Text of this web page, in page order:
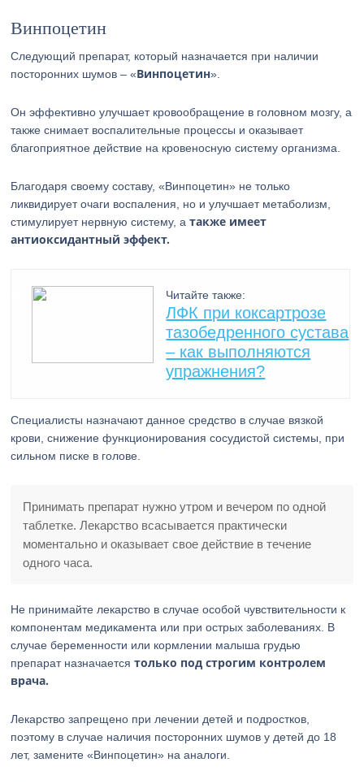
Винпоцетин
Следующий препарат, который назначается при наличии
посторонних шумов – «Винпоцетин».
Он эффективно улучшает кровообращение в головном мозгу, а
также снимает воспалительные процессы и оказывает
благоприятное действие на кровеносную систему организма.
Благодаря своему составу, «Винпоцетин» не только
ликвидирует очаги воспаления, но и улучшает метаболизм,
стимулирует нервную систему, атакже имеет
антиоксидантный эффект.
Читайте также:
ЛФК при коксартрозе
тазобедренного сустава
– как выполняются
упражнения?
Специалисты назначают данное средство в случае вязкой
крови, снижение функционирования сосудистой системы, при
сильном писке в голове.
Принимать препарат нужно утром и вечером по одной
таблетке. Лекарство всасывается практически
моментально и оказывает свое действие в течение
одного часа.
Не принимайте лекарство в случае особой чувствительности к
компонентам медикамента или при острых заболеваниях. В
случае беременности или кормлении малыша грудью
препарат назначаетсятолько под строгим контролем
врача.
Лекарство запрещено при лечении детей и подростков,
поэтому в случае наличия посторонних шумов у детей до 18
лет, замените «Винпоцетин» на аналоги.